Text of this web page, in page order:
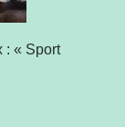
: « Sport